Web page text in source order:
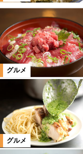
グルメ
グルメ